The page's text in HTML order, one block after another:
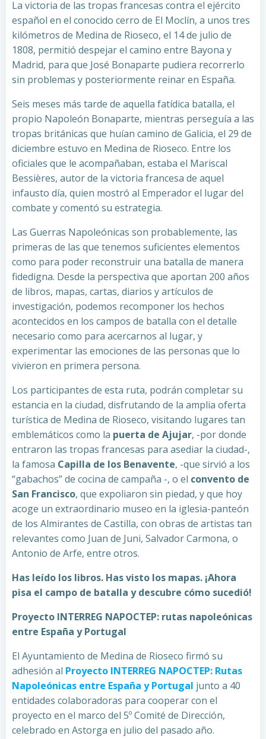
La victoria de las tropas francesas contra el ejército
español en el conocido cerro de El Moclín, a unos tres
kilómetros de Medina de Rioseco, el 14 de julio de
1808, permitió despejar el camino entre Bayona y
Madrid, para que José Bonaparte pudiera recorrerlo
sin problemas y posteriormente reinar en España.
Seis meses más tarde de aquella fatídica batalla, el
propio Napoleón Bonaparte, mientras perseguía a las
tropas británicas que huían camino de Galicia, el 29 de
diciembre estuvo en Medina de Rioseco. Entre los
oficiales que le acompañaban, estaba el Mariscal
Bessières, autor de la victoria francesa de aquel
infausto día, quien mostró al Emperador el lugar del
combate y comentó su estrategia.
Las Guerras Napoleónicas son probablemente, las
primeras de las que tenemos suficientes elementos
como para poder reconstruir una batalla de manera
fidedigna. Desde la perspectiva que aportan 200 años
de libros, mapas, cartas, diarios y artículos de
investigación, podemos recomponer los hechos
acontecidos en los campos de batalla con el detalle
necesario como para acercarnos al lugar, y
experimentar las emociones de las personas que lo
vivieron en primera persona.
Los participantes de esta ruta, podrán completar su
estancia en la ciudad, disfrutando de la amplia oferta
turística de Medina de Rioseco, visitando lugares tan
emblemáticos como la puerta de Ajujar, -por donde
entraron las tropas francesas para asediar la ciudad-,
la famosa Capilla de los Benavente, -que sirvió a los
“gabachos” de cocina de campaña -, o el convento de
San Francisco, que expoliaron sin piedad, y que hoy
acoge un extraordinario museo en la iglesia-panteón
de los Almirantes de Castilla, con obras de artistas tan
relevantes como Juan de Juni, Salvador Carmona, o
Antonio de Arfe, entre otros.
Has leído los libros. Has visto los mapas. ¡Ahora
pisa el campo de batalla y descubre cómo sucedió!
Proyecto INTERREG NAPOCTEP: rutas napoleónicas
entre España y Portugal
El Ayuntamiento de Medina de Rioseco firmó su
adhesión al Proyecto INTERREG NAPOCTEP: Rutas
Napoleónicas entre España y Portugal junto a 40
entidades colaboradoras para cooperar con el
proyecto en el marco del 5º Comité de Dirección,
celebrado en Astorga en julio del pasado año.